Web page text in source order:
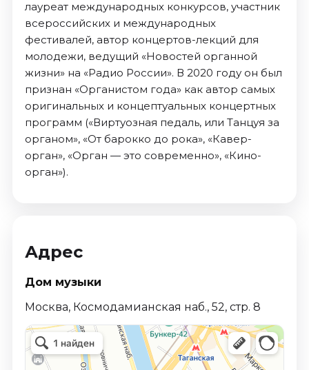
лауреат международных конкурсов, участник
всероссийских и международных
фестивалей, автор концертов-лекций для
молодежи, ведущий «Новостей органной
жизни» на «Радио России». В 2020 году он был
признан «Органистом года» как автор самых
оригинальных и концептуальных концертных
программ («Виртуозная педаль, или Танцуя за
органом», «От барокко до рока», «Кавер-
орган», «Орган — это современно», «Кино-
орган»).
Адрес
Дом музыки
Москва, Космодамианская наб., 52, стр. 8